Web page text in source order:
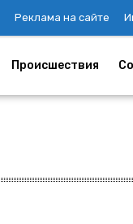
Реклама на сайте
Происшествия